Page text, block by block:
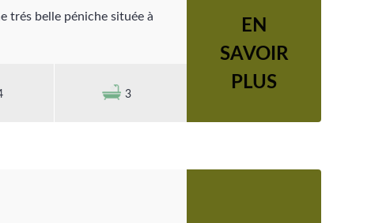
trés belle péniche située à
3
EN
SAVOIR
PLUS